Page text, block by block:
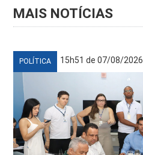
MAIS NOTÍCIAS
POLÍTICA 15h51 de 07/08/2026